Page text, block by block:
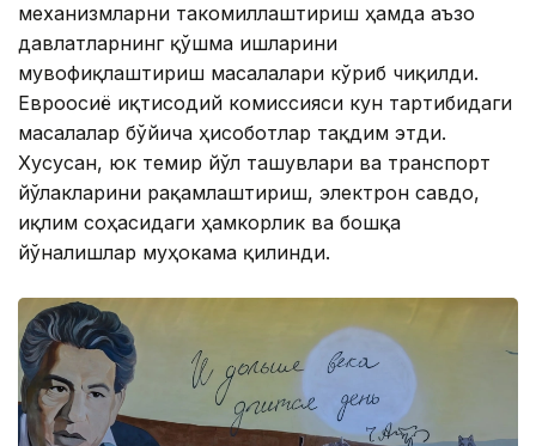
механизмларни такомиллаштириш ҳамда аъзо
давлатларнинг қўшма ишларини
мувофиқлаштириш масалалари кўриб чиқилди.
Евроосиё иқтисодий комиссияси кун тартибидаги
масалалар бўйича ҳисоботлар тақдим этди.
Хусусан, юк темир йўл ташувлари ва транспорт
йўлакларини рақамлаштириш, электрон савдо,
иқлим соҳасидаги ҳамкорлик ва бошқа
йўналишлар муҳокама қилинди.